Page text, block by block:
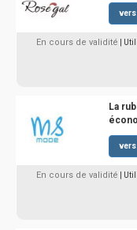
vers
En cours de validité |
La
vers
En cours de validité |